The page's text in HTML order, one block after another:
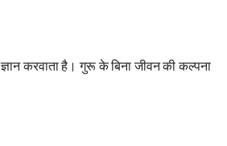
करवाता है। गुरू के बिना जीवन की कल्पना